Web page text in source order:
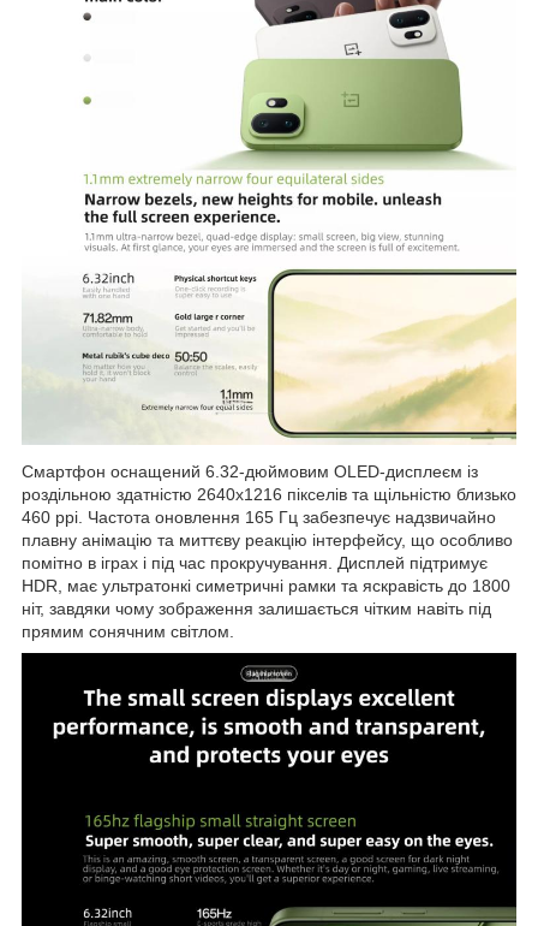
Смартфон оснащений 6.32-дюймовим OLED-дисплеєм із
роздільною здатністю 2640х1216 пікселів та щільністю близько
460 ppi. Частота оновлення 165 Гц забезпечує надзвичайно
плавну анімацію та миттєву реакцію інтерфейсу, що особливо
помітно в іграх і під час прокручування. Дисплей підтримує
HDR, має ультратонкі симетричні рамки та яскравість до 1800
ніт, завдяки чому зображення залишається чітким навіть під
прямим сонячним світлом.